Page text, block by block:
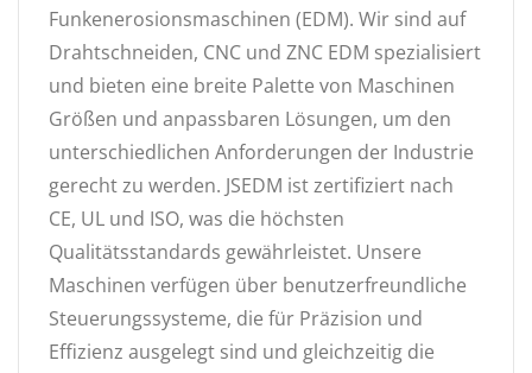
Funkenerosionsmaschinen (EDM). Wir sind auf
Drahtschneiden, CNC und ZNC EDM spezialisiert
und bieten eine breite Palette von Maschinen
Größen und anpassbaren Lösungen, um den
unterschiedlichen Anforderungen der Industrie
gerecht zu werden. JSEDM ist zertifiziert nach
CE, UL und ISO, was die höchsten
Qualitätsstandards gewährleistet. Unsere
Maschinen verfügen über benutzerfreundliche
Steuerungssysteme, die für Präzision und
Effizienz ausgelegt sind und gleichzeitig die